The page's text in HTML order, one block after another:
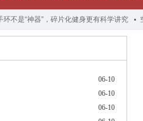
06-10
06-10
06-10